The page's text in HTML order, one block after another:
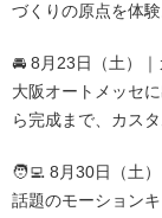
づくりの原点を体
🚘 8月23日（土）
大阪オートメッセ
ら完成まで、カス
🧑‍💻 8月30日（土
話題のモーション